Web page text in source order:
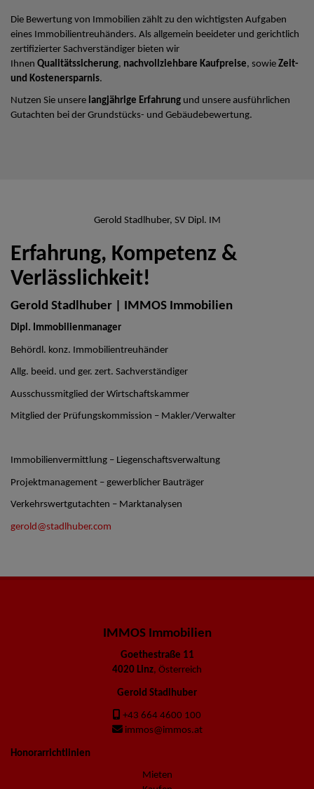
Die Bewertung von Immobilien zählt zu den wichtigsten Aufgaben
eines Immobilientreuhänders. Als allgemein beeideter und gerichtlich
zertifizierter Sachverständiger bieten wir
Ihnen Qualitätssicherung, nachvollziehbare Kaufpreise, sowie Zeit-
und Kostenersparnis.
Nutzen Sie unsere langjährige Erfahrung und unsere ausführlichen
Gutachten bei der Grundstücks- und Gebäudebewertung.
Gerold Stadlhuber, SV Dipl. IM
Erfahrung, Kompetenz &
Verlässlichkeit!
Gerold Stadlhuber | IMMOS Immobilien
Dipl. Immobilienmanager
Behördl. konz. Immobilientreuhänder
Allg. beeid. und ger. zert. Sachverständiger
Ausschussmitglied der Wirtschaftskammer
Mitglied der Prüfungskommission – Makler/Verwalter
Immobilienvermittlung – Liegenschaftsverwaltung
Projektmanagement – gewerblicher Bauträger
Verkehrswertgutachten – Marktanalysen
gerold@stadlhuber.com
IMMOS Immobilien
Goethestraße 11
4020 Linz, Österreich
Gerold Stadlhuber
+43 664 4600 100
immos@immos.at
Honorarrichtlinien
Mieten